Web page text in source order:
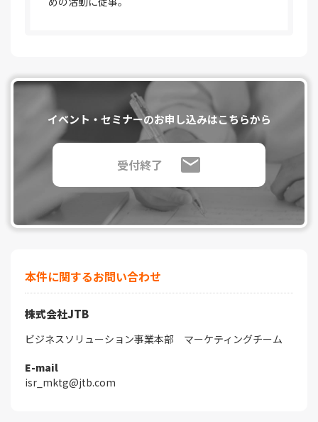
イベント・セミナーのお申し込みはこちらから
受付終了
本件に関するお問い合わせ
株式会社JTB
ビジネスソリューション事業本部 マーケティングチーム
E-mail
isr_mktg@jtb.com